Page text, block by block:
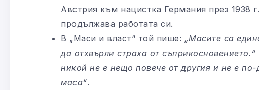
Австрия към нацистка Германия през 1938
продължава работата си.
В „Маси и власт“ той пише: „Масите са
да отхвърли страха от съприкосновението.“
никой не е нещо повече от другия и не е
маса“.